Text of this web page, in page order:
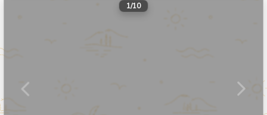
1/10